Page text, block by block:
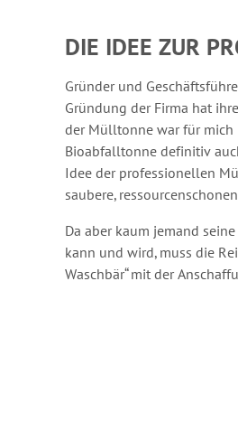
DIE IDEE ZUR
Gründer und
Gründung der Firma hat
der Mülltonne war für mich
Bioabfalltonne definitiv
Idee der professionellen
saubere,
Da aber kaum jemand
kann und wird, muss die
Waschbär“ mit der